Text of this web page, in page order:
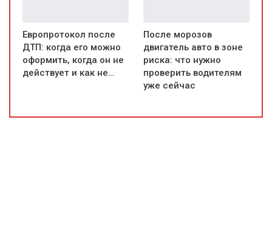
Европротокол после
ДТП: когда его можно
оформить, когда он не
действует и как не…
После морозов
двигатель авто в зоне
риска: что нужно
проверить водителям
уже сейчас